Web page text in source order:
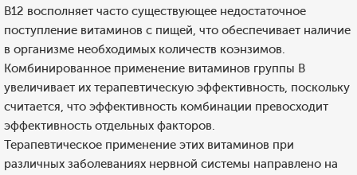
В12 восполняет часто существующее недостаточное
поступление витаминов с пищей, что обеспечивает наличие
в организме необходимых количеств коэнзимов.
Комбинированное применение витаминов группы В
увеличивает их терапевтическую эффективность, поскольку
считается, что эффективность комбинации превосходит
эффективность отдельных факторов.
Терапевтическое применение этих витаминов при
различных заболеваниях нервной системы направлено на